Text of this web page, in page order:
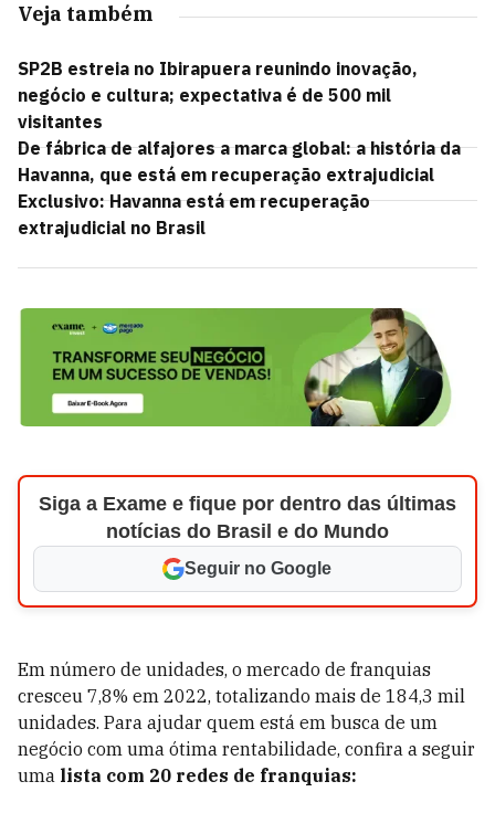
Veja também
SP2B estreia no Ibirapuera reunindo inovação,
negócio e cultura; expectativa é de 500 mil
visitantes
De fábrica de alfajores a marca global: a história da
Havanna, que está em recuperação extrajudicial
Exclusivo: Havanna está em recuperação
extrajudicial no Brasil
Siga a Exame e fique por dentro das últimas
notícias do Brasil e do Mundo
Seguir no Google
Em número de unidades, o mercado de franquias
cresceu 7,8% em 2022, totalizando mais de 184,3 mil
unidades. Para ajudar quem está em busca de um
negócio com uma ótima rentabilidade, confira a seguir
uma lista com 20 redes de franquias: